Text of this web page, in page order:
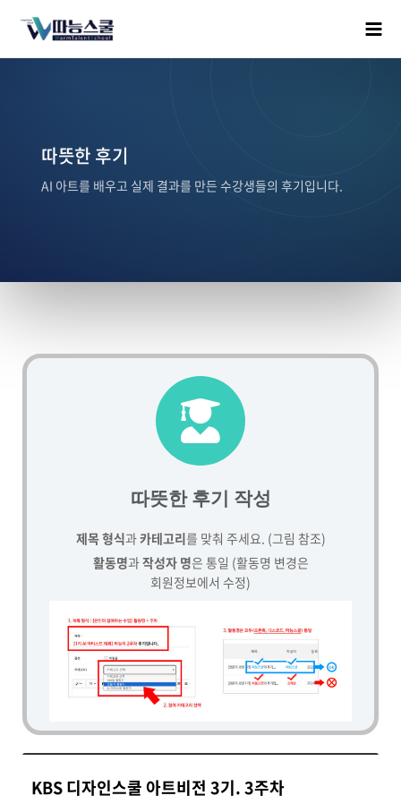
따뜻한 후기
AI 아트를 배우고 실제 결과를 만든 수강생들의 후기입니다.
따뜻한 후기 작성
제목 형식과카테고리를 맞춰 주세요. (그림 참조)
활동명과작성자 명은 통일 (활동명 변경은
회원정보에서 수정)
KBS 디자인스쿨 아트비전 3기. 3주차